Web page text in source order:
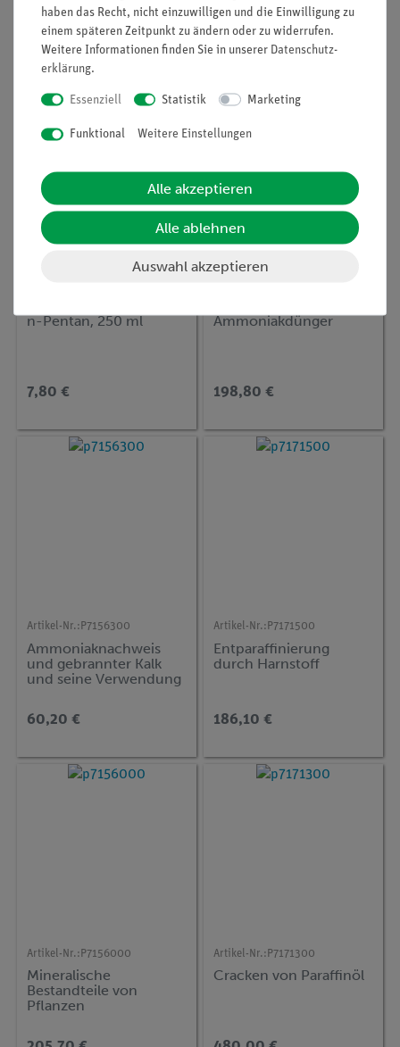
Kohlenwasserstoffen
962,00 €
Explosionsversuche
n-Pentan, 250 ml
7,80 €
Ammoniakdünger
198,80 €
Artikel-Nr.: P7156300
Ammoniaknachweis
und gebrannter Kalk
und seine Verwendung
60,20 €
Artikel-Nr.: P7171500
Entparaffinierung
durch Harnstoff
186,10 €
Artikel-Nr.: P7156000
Mineralische
Bestandteile von
Pflanzen
Artikel-Nr.: P7171300
Cracken von Paraffinöl
haben das Recht, nicht einzuwilligen und die Einwilligung zu
einem späteren Zeitpunkt zu ändern oder zu widerrufen.
Weitere Informationen finden Sie in unserer Daten­schutz­
erklärung.
Essenziell Statistik Marketing
Funktional Weitere Einstellungen
Alle akzeptieren
Alle ablehnen
Auswahl akzeptieren